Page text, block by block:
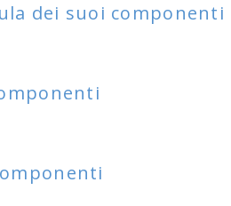
dei suoi componenti